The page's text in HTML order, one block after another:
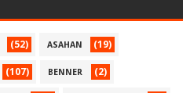
(52) ASAHAN (19)
(107) BENNER (2)